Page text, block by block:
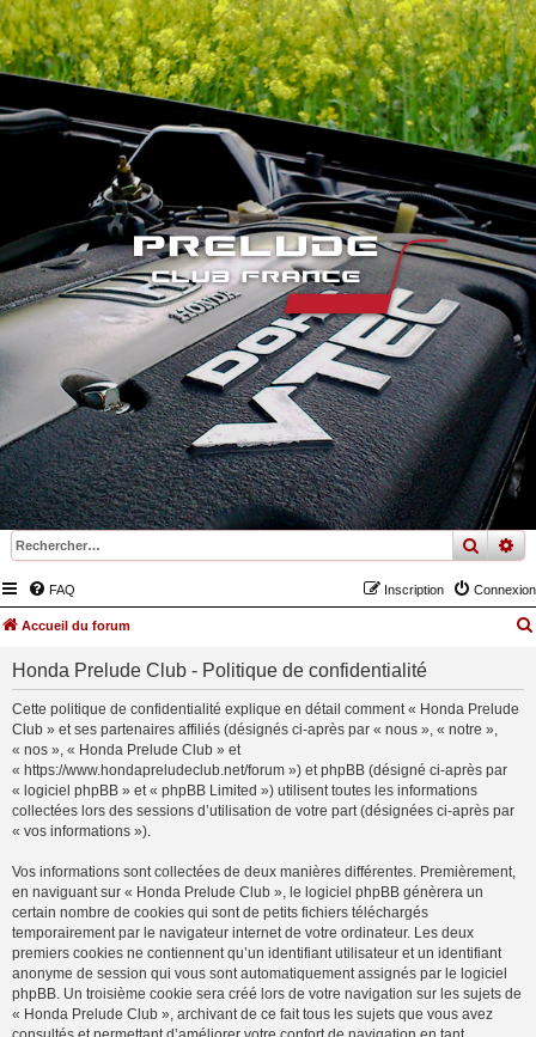
FAQ Connexion
Inscription
Accueil du forum
Honda Prelude Club - Politique de confidentialité
Cette politique de confidentialité explique en détail comment « Honda Prelude
Club » et ses partenaires affiliés (désignés ci-après par « nous », « notre »,
« nos », « Honda Prelude Club » et
« https://www.hondapreludeclub.net/forum ») et phpBB (désigné ci-après par
« logiciel phpBB » et « phpBB Limited ») utilisent toutes les informations
collectées lors des sessions d’utilisation de votre part (désignées ci-après par
« vos informations »).
Vos informations sont collectées de deux manières différentes. Premièrement,
en naviguant sur « Honda Prelude Club », le logiciel phpBB génèrera un
certain nombre de cookies qui sont de petits fichiers téléchargés
temporairement par le navigateur internet de votre ordinateur. Les deux
premiers cookies ne contiennent qu’un identifiant utilisateur et un identifiant
anonyme de session qui vous sont automatiquement assignés par le logiciel
phpBB. Un troisième cookie sera créé lors de votre navigation sur les sujets de
« Honda Prelude Club », archivant de ce fait tous les sujets que vous avez